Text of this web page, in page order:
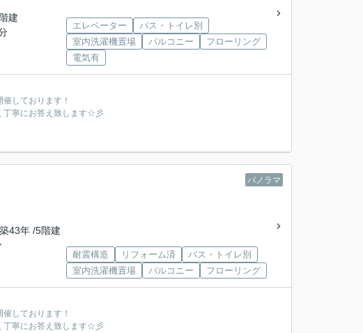
建
エレベーター
バス・トイレ別
室内洗濯機置場
バルコニー
フローリング
電気有
しております！
丁寧にお答え致します☆彡
パノラマ
43年 /5階建
耐震構造 リフォーム済
バス・トイレ別
室内洗濯機置場
バルコニー フローリング
しております！
丁寧にお答え致します☆彡